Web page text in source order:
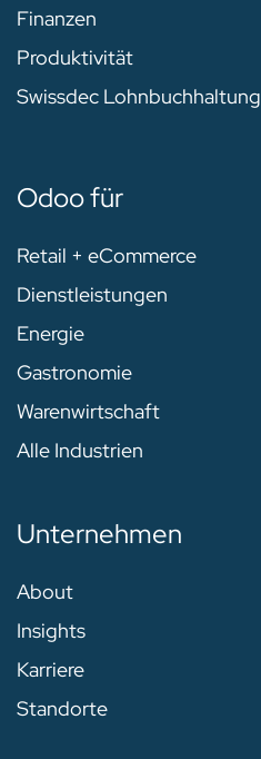
Finanzen
Produktivität
Swissdec Lohnbuchhaltung
Odoo für
Retail + eCommerce
Dienstleistungen
Energie
Gastronomie
Warenwirtschaft
Alle Industrien
Unternehmen
About
Insights
Karriere
Standorte